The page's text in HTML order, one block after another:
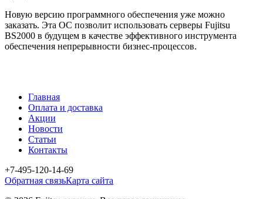
Новую версию программного обеспечения уже можно
заказать. Эта ОС позволит использовать серверы Fujitsu
BS2000 в будущем в качестве эффективного инструмента
обеспечения непрерывности бизнес-процессов.
Главная
Оплата и доставка
Акции
Новости
Статьи
Контакты
+7-495-120-14-69
Обратная связьКарта сайта